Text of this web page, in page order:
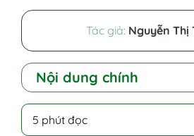
Tác giả: Nguyễn Thị
Nội dung chính
II - Nguyên nhân da bị
5 phút đọc